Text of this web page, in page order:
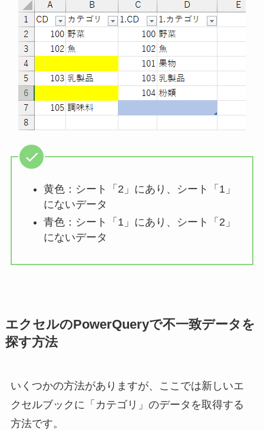
黄色：シート「2」にあり、シート「1」
にないデータ
青色：シート「1」にあり、シート「2」
にないデータ
エクセルのPowerQueryで不一致データを
探す方法
いくつかの方法がありますが、ここでは新しいエ
クセルブックに「カテゴリ」のデータを取得する
方法です。